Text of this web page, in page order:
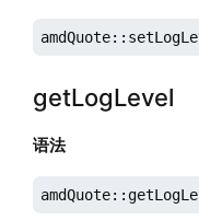
getLogLevel
语法